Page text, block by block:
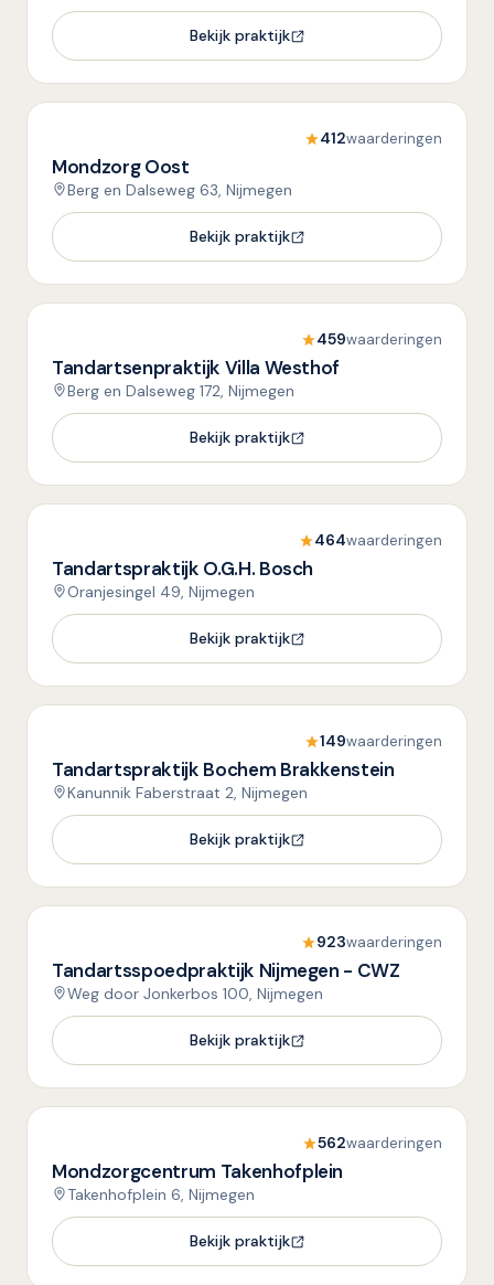
Bekijk praktijk
412waarderingen
Mondzorg Oost
Berg en Dalseweg 63, Nijmegen
Bekijk praktijk
459waarderingen
Tandartsenpraktijk Villa Westhof
Berg en Dalseweg 172, Nijmegen
Bekijk praktijk
464waarderingen
Tandartspraktijk O.G.H. Bosch
Oranjesingel 49, Nijmegen
Bekijk praktijk
149waarderingen
Tandartspraktijk Bochem Brakkenstein
Kanunnik Faberstraat 2, Nijmegen
Bekijk praktijk
923waarderingen
Tandartsspoedpraktijk Nijmegen - CWZ
Weg door Jonkerbos 100, Nijmegen
Bekijk praktijk
562waarderingen
Mondzorgcentrum Takenhofplein
Takenhofplein 6, Nijmegen
Bekijk praktijk